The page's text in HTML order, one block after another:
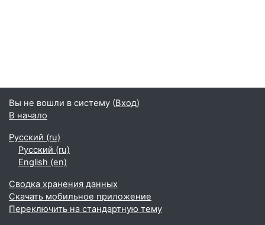
Вы не вошли в систему (Вход)
В начало
Русский ‎(ru)‎
Русский ‎(ru)‎
English ‎(en)‎
Сводка хранения данных
Скачать мобильное приложение
Переключить на стандартную тему